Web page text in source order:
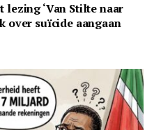
lezing ‘Van Stilte naar
over suïcide aangaan